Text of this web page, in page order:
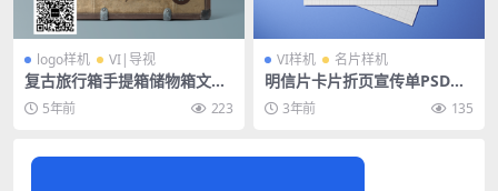
logo样机 VI|导视
复古旅行箱手提箱储物箱文创
样机5年前 223
VI样机 名片样机
明信片卡片折页宣传单PSD样
机 3年前 135